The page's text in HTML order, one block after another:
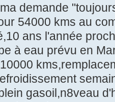
demande
54000 kms au
ans l'année
à eau prévu en
gasoil,n8veau